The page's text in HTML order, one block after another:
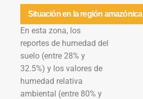
Situación en la región amazónica
En esta zona, los
reportes de humedad del
suelo (entre 28% y
32.5%) y los valores de
humedad relativa
ambiental (entre 80% y